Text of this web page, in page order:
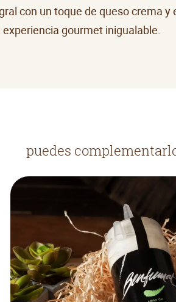
con un toque de queso crema
gourmet inigualable.
puedes